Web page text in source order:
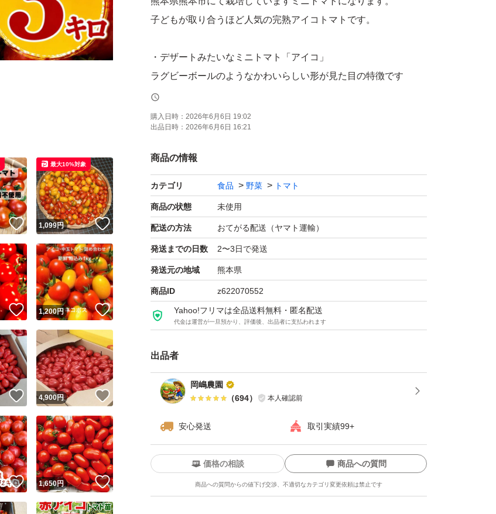
子どもが取り合うほど人気の完熟アイコトマトです。
・デザートみたいなミニトマト「アイコ」
ラグビーボールのようなかわいらしい形が見た目の特徴です
アイコトマトは、抗酸化物質であるリコピンを多く含みます。
こんな方におすすめ
・スーパーのトマトで満足できない方
・フルーツみたいに甘いトマトが好きな方
▼こだわり
スーパーなどで売られているトマトは流通の関係で実が青いうち
です。時間がたつと赤くなりますが、味は変わりません。
当農園では、真っ赤に完熟したものだけを収穫していますので、
実際に
「トマト嫌いの子どもが食べました！」
という声もいただいています。
▼食べ方
アイコはそのままで美味しくいただけます。
購入日時： 2026年6月6日 19:02
出品日時： 2026年6月6日 16:21
商品の情報
カテゴリ 食品 野菜 トマト
商品の状態 未使用
配送の方法 おてがる配送（ヤマト運輸）
発送までの日数 2〜3日で発送
発送元の地域 熊本県
商品ID z622070552
Yahoo!フリマは全品送料無料・匿名配送
代金は運営が一旦預かり、評価後、出品者に支払われます
出品者
岡嶋農園
（694） 本人確認前
安心発送 取引実績99+
価格の相談 商品への質問
商品への質問からの値下げ交渉、不適切なカテゴリ変更依頼は禁止です
いいね！
1,099円 いいね！
最大10%対象
いいね！
1,200円 いいね！
いいね！
4,900円
いいね！
1,650円 いいね！